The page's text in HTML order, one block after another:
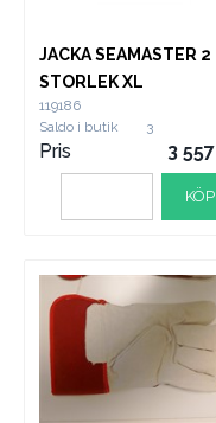
JACKA SEAMASTER 2
STORLEK XL
119186
Saldo i butik
3
Pris 3 557
KÖP